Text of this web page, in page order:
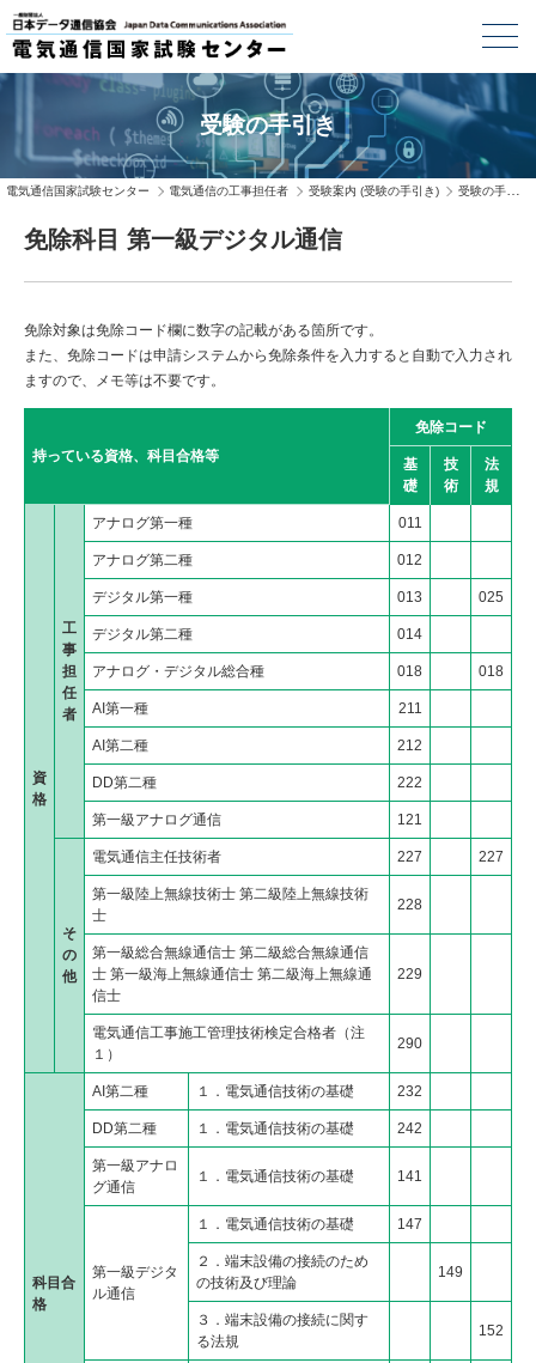
受験の手引き
電気通信国家試験センター 電気通信の工事担任者 受験案内 (受験の手引き) 受験の手引き
免除科目 第一級デジタル通信
免除対象は免除コード欄に数字の記載がある箇所です。
また、免除コードは申請システムから免除条件を入力すると自動で入力され
ますので、メモ等は不要です。
持っている資格、科目合格等
免除コード
基
礎
技
術
法
規
資
格
工
事
担
任
者
アナログ第一種 011
アナログ第二種 012
デジタル第一種 013 025
デジタル第二種 014
アナログ・デジタル総合種 018 018
AI第一種 211
AI第二種 212
DD第二種 222
第一級アナログ通信 121
そ
の
他
電気通信主任技術者 227 227
第一級陸上無線技術士 第二級陸上無線技術
士
228
第一級総合無線通信士 第二級総合無線通信
士 第一級海上無線通信士 第二級海上無線通
信士
229
電気通信工事施工管理技術検定合格者（注
１）
290
科目合
格
AI第二種 １．電気通信技術の基礎 232
DD第二種 １．電気通信技術の基礎 242
第一級アナロ
グ通信
１．電気通信技術の基礎 141
第一級デジタ
ル通信
１．電気通信技術の基礎 147
２．端末設備の接続のため
の技術及び理論
149
３．端末設備の接続に関す
る法規
152